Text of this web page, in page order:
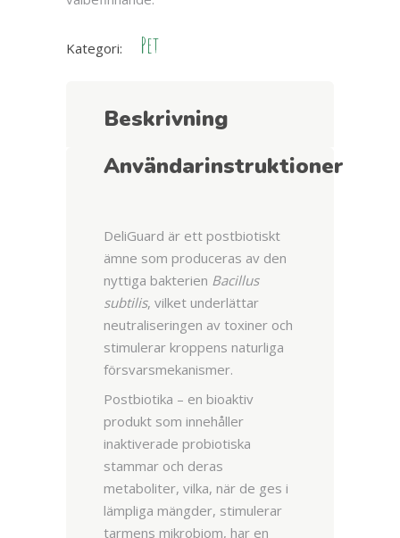
Kategori: Pet
Beskrivning
Användarinstruktioner
DeliGuard är ett postbiotiskt
ämne som produceras av den
nyttiga bakterien Bacillus
subtilis, vilket underlättar
neutraliseringen av toxiner och
stimulerar kroppens naturliga
försvarsmekanismer.
Postbiotika – en bioaktiv
produkt som innehåller
inaktiverade probiotiska
stammar och deras
metaboliter, vilka, när de ges i
lämpliga mängder, stimulerar
tarmens mikrobiom, har en